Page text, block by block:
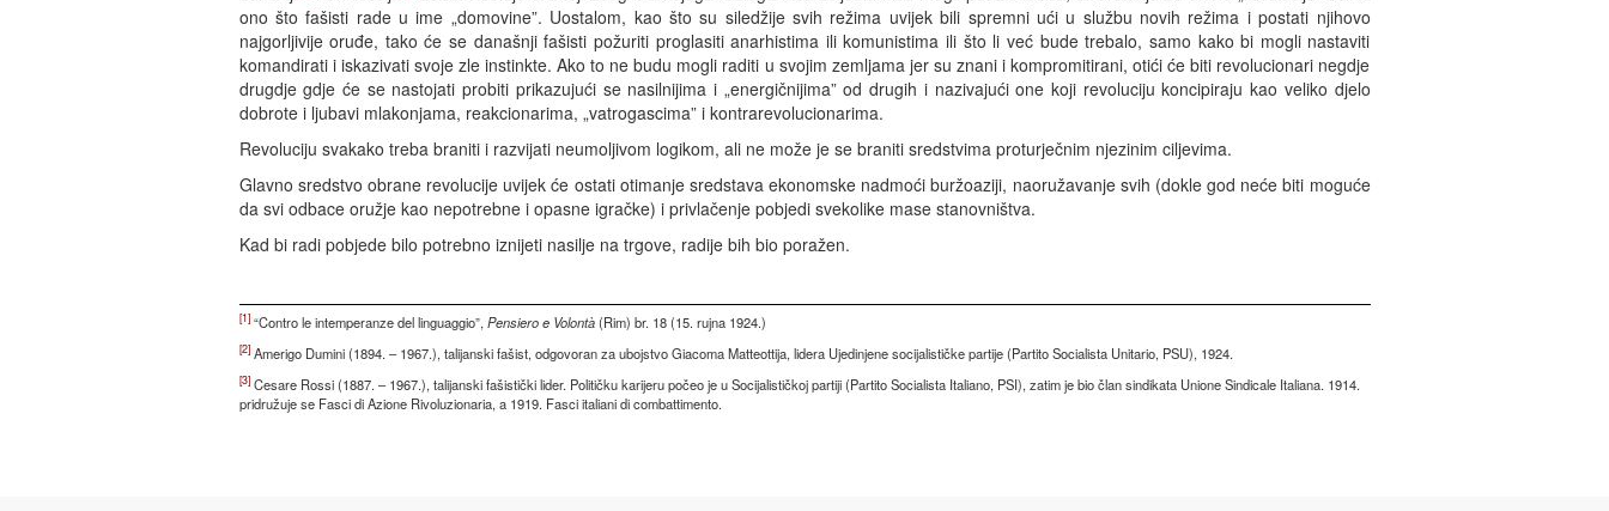
ono što fašisti rade u ime „domovine”. Uostalom, kao što su siledžije svih režima uvijek bili spremni ući u službu novih režima i postati njihovo
najgorljivije oruđe, tako će se današnji fašisti požuriti proglasiti anarhistima ili komunistima ili što li već bude trebalo, samo kako bi mogli nastaviti
komandirati i iskazivati svoje zle instinkte. Ako to ne budu mogli raditi u svojim zemljama jer su znani i kompromitirani, otići će biti revolucionari negdje
drugdje gdje će se nastojati probiti prikazujući se nasilnijima i „energičnijima” od drugih i nazivajući one koji revoluciju koncipiraju kao veliko djelo
dobrote i ljubavi mlakonjama, reakcionarima, „vatrogascima” i kontrarevolucionarima.
Revoluciju svakako treba braniti i razvijati neumoljivom logikom, ali ne može je se braniti sredstvima proturječnim njezinim ciljevima.
Glavno sredstvo obrane revolucije uvijek će ostati otimanje sredstava ekonomske nadmoći buržoaziji, naoružavanje svih (dokle god neće biti moguće
da svi odbace oružje kao nepotrebne i opasne igračke) i privlačenje pobjedi svekolike mase stanovništva.
Kad bi radi pobjede bilo potrebno iznijeti nasilje na trgove, radije bih bio poražen.
[1]“Contro le intemperanze del linguaggio”, Pensiero e Volontà(Rim) br. 18 (15. rujna 1924.)
[2]Amerigo Dumini (1894. – 1967.), talijanski fašist, odgovoran za ubojstvo Giacoma Matteottija, lidera Ujedinjene socijalističke partije (Partito Socialista Unitario, PSU), 1924.
[3]Cesare Rossi (1887. – 1967.), talijanski fašistički lider. Političku karijeru počeo je u Socijalističkoj partiji (Partito Socialista Italiano, PSI), zatim je bio član sindikata Unione Sindicale Italiana. 1914.
pridružuje se Fasci di Azione Rivoluzionaria, a 1919. Fasci italiani di combattimento.